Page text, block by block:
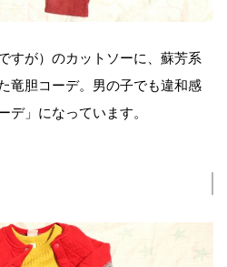
すが）のカットソーに、蘇芳系
竜胆コーデ。男の子でも違和感
デ」になっています。